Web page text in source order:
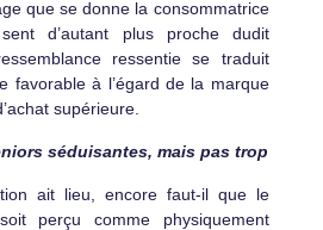
que se donne la consommatrice
d’autant plus proche dudit
ressentie se traduit
favorable à l’égard de la marque
supérieure.
séduisantes, mais pas trop
ait lieu, encore faut-il que le
perçu comme physiquement